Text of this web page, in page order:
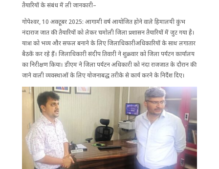
तैयारियों के संबंध में ली जानकारी–
गोपेश्वर, 10 अक्टूबर 2025: आगामी वर्ष आयोजित होने वाले हिमालयी कुंभ
नंदाराज जात की तैयारियों को लेकर चमोली जिला प्रशासन तैयारियों में जुट गया है।
यात्रा को भव्य और सफल बनाने के लिए जिला​धिकारीअ​धिकारियों के साथ लगातार
बैठकें कर रहे हैं। जिलाधिकारी संदीप तिवारी ने शुक्रवार को जिला पर्यटन कार्यालय
का निरीक्षण किया। डीएम ने जिला पर्यटन अधिकारी को नंदा राजजात के दौरान की
जाने वाली व्यवस्थाओं के लिए योजनाबद्ध तरीके से कार्य करने के निर्देश दिए।